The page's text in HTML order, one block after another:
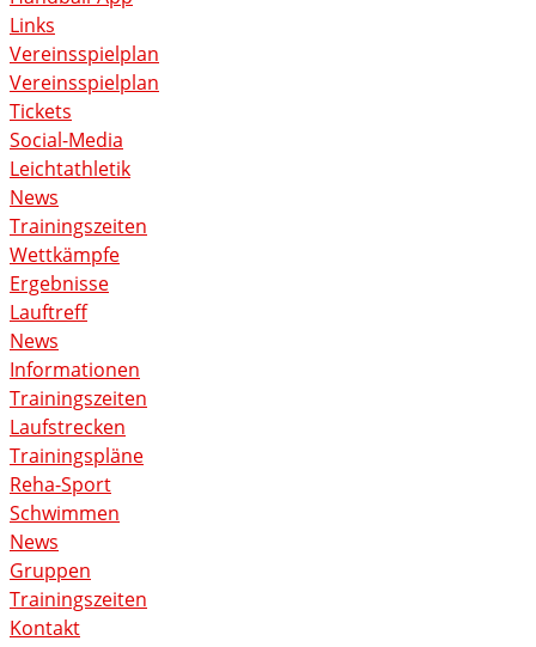
Links
Vereinsspielplan
Vereinsspielplan
Tickets
Social-Media
Leichtathletik
News
Trainingszeiten
Wettkämpfe
Ergebnisse
Lauftreff
News
Informationen
Trainingszeiten
Laufstrecken
Trainingspläne
Reha-Sport
Schwimmen
News
Gruppen
Trainingszeiten
Kontakt